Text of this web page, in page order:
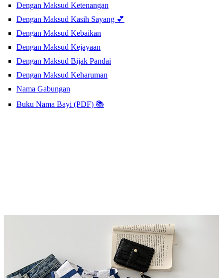
Dengan Maksud Ketenangan
Dengan Maksud Kasih Sayang 💕
Dengan Maksud Kebaikan
Dengan Maksud Kejayaan
Dengan Maksud Bijak Pandai
Dengan Maksud Keharuman
Nama Gabungan
Buku Nama Bayi (PDF) 📚